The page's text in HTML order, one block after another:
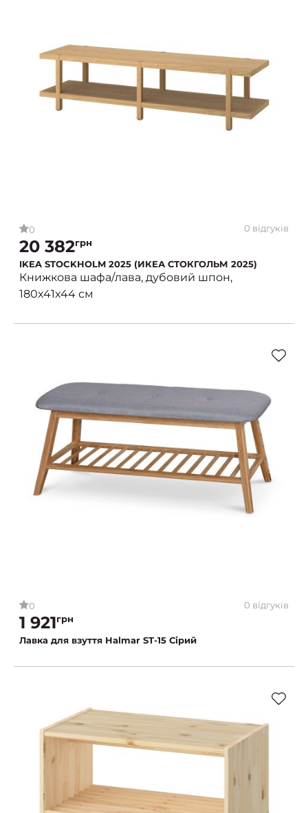
0 0 відгуків
20 382грн
IKEA STOCKHOLM 2025 (ИКЕА СТОКГОЛЬМ 2025)
Книжкова шафа/лава, дубовий шпон,
180x41x44 см
0 0 відгуків
1 921грн
Лавка для взуття Halmar ST-15 Сірий